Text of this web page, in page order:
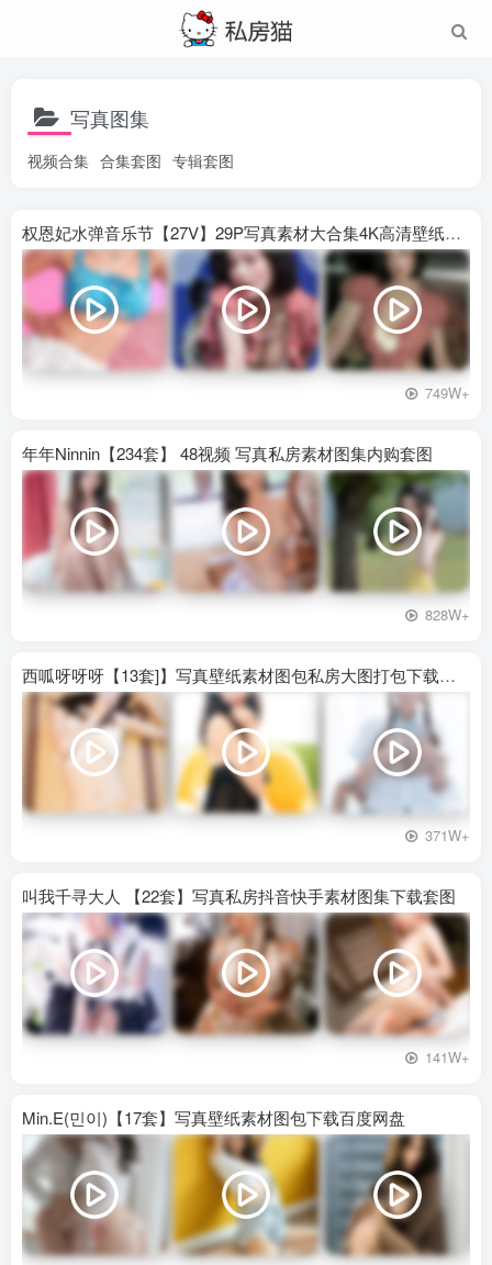
写真图集
视频合集 合集套图 专辑套图
权恩妃水弹音乐节【27V】29P写真素材大合集4K高清壁纸照片素材
749W+
年年Ninnin【234套】 48视频 写真私房素材图集内购套图
828W+
西呱呀呀呀【13套]】写真壁纸素材图包私房大图打包下载百度网盘
371W+
叫我千寻大人 【22套】写真私房抖音快手素材图集下载套图
141W+
Min.E(민이)【17套】写真壁纸素材图包下载百度网盘